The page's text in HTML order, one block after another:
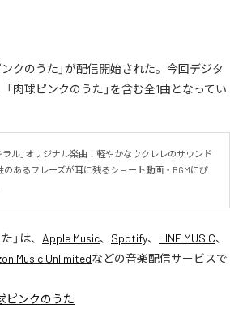
クのうた」が配信開始された。今回デジタ
肉球ピンクのうた」を含む全1曲となってい
ル」オリジナル楽曲！軽やかなウクレレのサウンド
のあるフレーズが耳に残るショート動画・BGMにぴ
」は、 Apple Music、 Spotify、 LINE MUSIC、
Music Unlimitedなどの音楽配信サービスで
ピンクのうた